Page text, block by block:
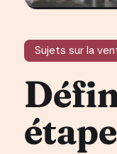
Sujets sur la